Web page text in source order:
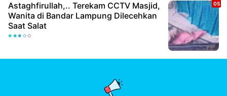
Astaghfirullah,.. Terekam CCTV Masjid,
Wanita di Bandar Lampung Dilecehkan
Saat Salat